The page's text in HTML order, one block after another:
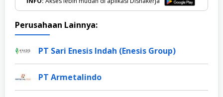
Perusahaan Lainnya:
PT Sari Enesis Indah (Enesis Group)
PT Armetalindo